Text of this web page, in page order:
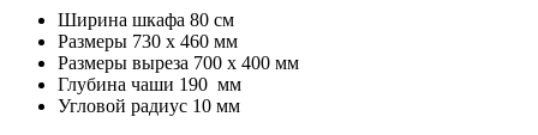
Ширина шкафа 80 см
Размеры 730 х 460 мм
Размеры выреза 700 х 400 мм
Глубина чаши 190 мм
Угловой радиус 10 мм